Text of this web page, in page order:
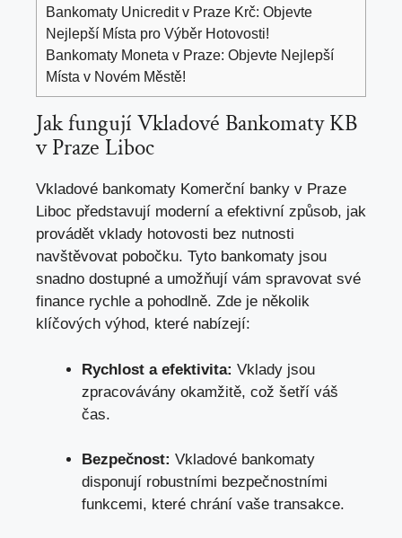
Bankomaty Unicredit v Praze Krč: Objevte
Nejlepší Místa pro Výběr Hotovosti!
Bankomaty Moneta v Praze: Objevte Nejlepší
Místa v Novém Městě!
Jak fungují Vkladové Bankomaty KB
v Praze Liboc
Vkladové bankomaty Komerční banky v Praze
Liboc představují moderní a efektivní způsob, jak
provádět vklady hotovosti bez nutnosti
navštěvovat pobočku. Tyto bankomaty jsou
snadno dostupné a umožňují vám spravovat své
finance rychle a pohodlně. Zde je několik
klíčových výhod, které nabízejí:
Rychlost a efektivita: Vklady jsou
zpracovávány okamžitě, což šetří váš
čas.
Bezpečnost: Vkladové bankomaty
disponují robustními bezpečnostními
funkcemi, které chrání vaše transakce.